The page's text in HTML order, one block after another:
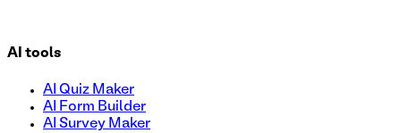
AI tools
AI Quiz Maker
AI Form Builder
AI Survey Maker